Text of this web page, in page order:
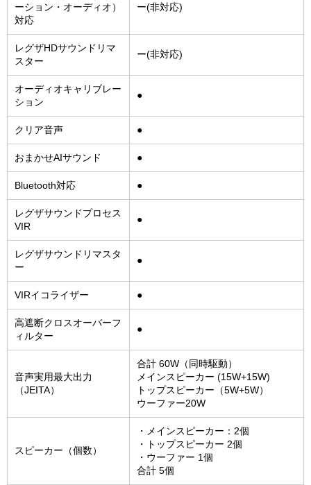
ーション・オーディオ）
対応
ー(非対応)
レグザHDサウンドリマ
スター
ー(非対応)
オーディオキャリブレー
ション
●
クリア音声 ●
おまかせAIサウンド ●
Bluetooth対応 ●
レグザサウンドプロセス
VIR
●
レグザサウンドリマスタ
ー
●
VIRイコライザー ●
高遮断クロスオーバーフ
ィルター
●
音声実用最大出力
（JEITA）
合計 60W（同時駆動）
メインスピーカー (15W+15W)
トップスピーカー（5W+5W）
ウーファー20W
スピーカー（個数）
・メインスピーカー：2個
・トップスピーカー 2個
・ウーファー 1個
合計 5個